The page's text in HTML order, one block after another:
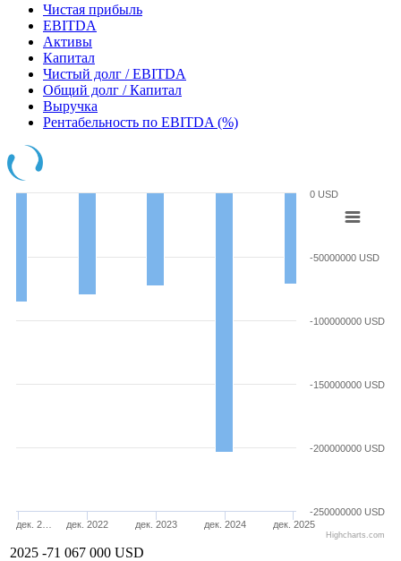
Чистая прибыль
EBITDA
Активы
Капитал
Чистый долг / EBITDA
Общий долг / Капитал
Выручка
Рентабельность по EBITDA (%)
дек. 2… дек. 2022 дек. 2023 дек. 2024 дек. 2025
-250000000 USD
-200000000 USD
-150000000 USD
-100000000 USD
-50000000 USD
0 USD
Highcharts.com
2025 -71 067 000 USD